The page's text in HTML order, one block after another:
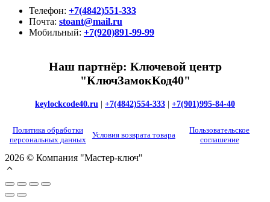
Телефон: +7(4842)551-333
Почта: stoant@mail.ru
Мобильный: +7(920)891-99-99
Наш партнёр: Ключевой центр
"КлючЗамокКод40"
keylockcode40.ru +7(4842)554-333 +7(901)995-84-40
Политика обработки
персональных данных
Условия возврата товара
Пользовательское
соглашение
2026 © Компания "Мастер-ключ"